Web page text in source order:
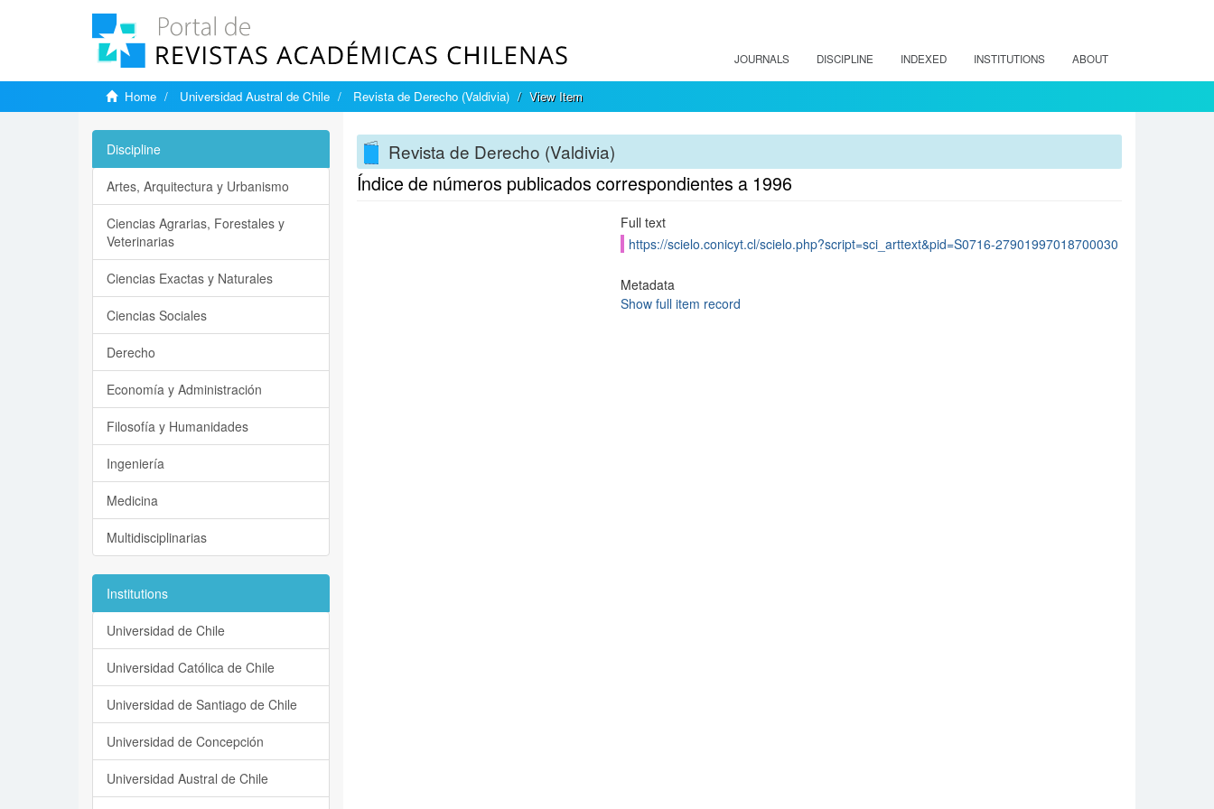
JOURNALS DISCIPLINE INDEXED INSTITUTIONS ABOUT
Home Universidad Austral de Chile Revista de Derecho (Valdivia) View Item
Revista de Derecho (Valdivia)
Índice de números publicados correspondientes a 1996
Full text
https://scielo.conicyt.cl/scielo.php?script=sci_arttext&pid=S0716-27901997018700030
Metadata
Show full item record
Discipline
Artes, Arquitectura y Urbanismo
Ciencias Agrarias, Forestales y
Veterinarias
Ciencias Exactas y Naturales
Ciencias Sociales
Derecho
Economía y Administración
Filosofía y Humanidades
Ingeniería
Medicina
Multidisciplinarias
Institutions
Universidad de Chile
Universidad Católica de Chile
Universidad de Santiago de Chile
Universidad de Concepción
Universidad Austral de Chile